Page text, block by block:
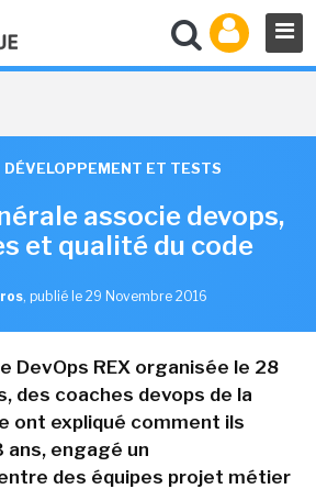
DÉVELOPPEMENT ET TESTS
associe devops,
et qualité du code
, publié le 29 Novembre 2016
DevOps REX organisée le 28
des coaches devops de la
ont expliqué comment ils
ans, engagé un
des équipes projet métier